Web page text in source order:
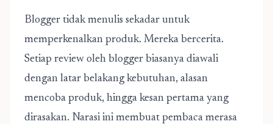
Blogger tidak menulis sekadar untuk
memperkenalkan produk. Mereka bercerita.
Setiap review oleh blogger biasanya diawali
dengan latar belakang kebutuhan, alasan
mencoba produk, hingga kesan pertama yang
dirasakan. Narasi ini membuat pembaca merasa